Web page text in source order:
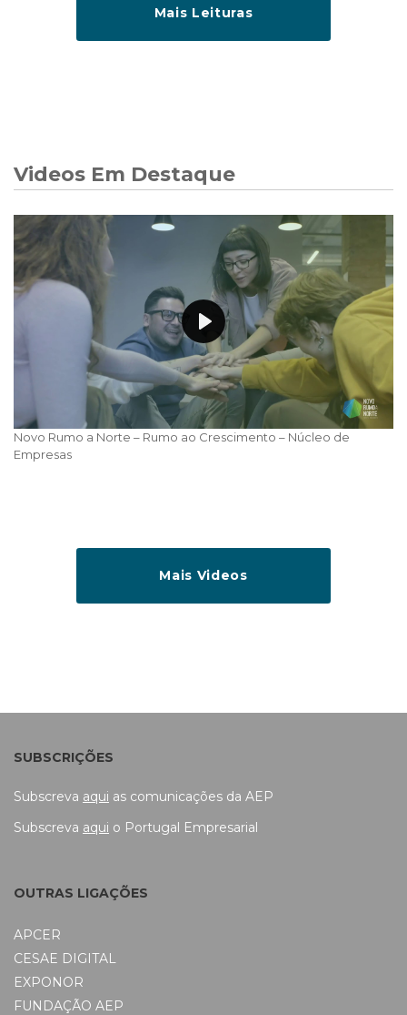
Mais Leituras
Videos Em Destaque
Play
Novo Rumo a Norte – Rumo ao Crescimento – Núcleo de
Empresas
Mais Videos
SUBSCRIÇÕES
Subscreva aqui as comunicações da AEP
Subscreva aqui o Portugal Empresarial
OUTRAS LIGAÇÕES
APCER
CESAE DIGITAL
EXPONOR
FUNDAÇÃO AEP